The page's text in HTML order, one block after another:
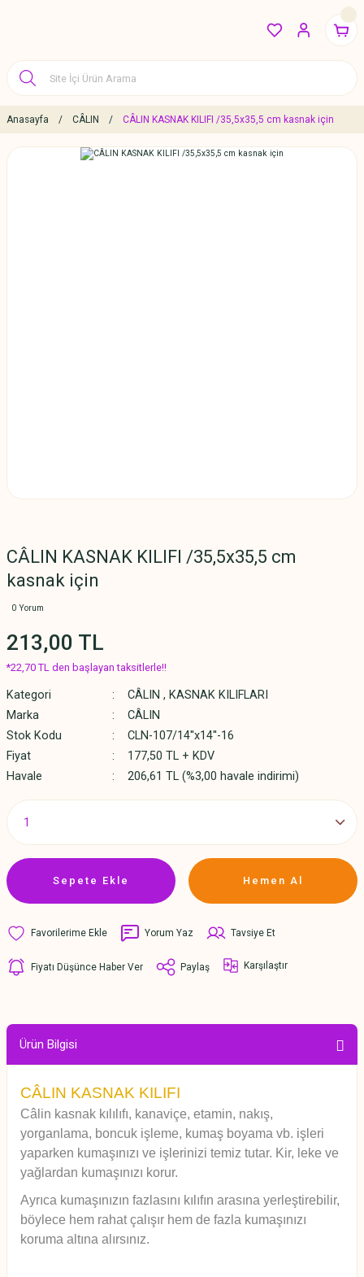
Anasayfa CÂLIN CÂLIN KASNAK KILIFI /35,5x35,5 cm kasnak için
CÂLIN KASNAK KILIFI /35,5x35,5 cm
kasnak için
0 Yorum
213,00 TL
*22,70 TL den başlayan taksitlerle!!
Kategori CÂLIN , KASNAK KILIFLARI
Marka
CÂLIN
Stok Kodu
CLN-107/14''x14''-16
Fiyat
177,50 TL + KDV
Havale
206,61 TL (%3,00 havale indirimi)
Sepete Ekle Hemen Al
Yorum Yaz Tavsiye Et
Fiyatı Düşünce Haber Ver Paylaş Karşılaştır
Ürün Bilgisi
CÂLIN KASNAK KILIFI
Câlin kasnak kılılıfı, kanaviçe, etamin, nakış,
yorganlama, boncuk işleme, kumaş boyama vb. işleri
yaparken kumaşınızı ve işlerinizi temiz tutar. Kir, leke ve
yağlardan kumaşınızı korur.
Ayrıca kumaşınızın fazlasını kılıfın arasına yerleştirebilir,
böylece hem rahat çalışır hem de fazla kumaşınızı
koruma altına alırsınız.